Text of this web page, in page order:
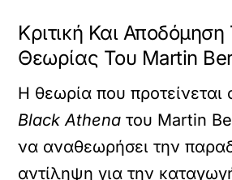
Κριτική Και Αποδόμηση
Θεωρίας Του Martin
Η θεωρία που προτείνεται
Black Athena του Martin
να αναθεωρήσει την
αντίληψη για την